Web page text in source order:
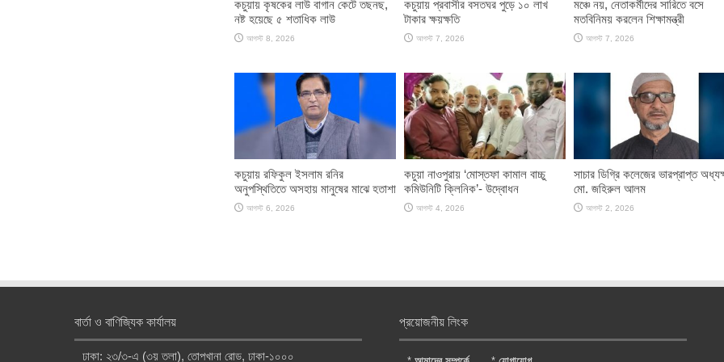
কচুয়ায় কৃষকের লাউ বাগান কেটে তছনছ,
নষ্ট হয়েছে ৫ শতাধিক লাউ
আগস্ট 8, 2026
কচুয়ায় প্রবাসীর বসতঘর পুড়ে ১০ লাখ
টাকার ক্ষয়ক্ষতি
আগস্ট 7, 2026
মঞ্চে নয়, নেতাকর্মীদের সারিতে বসে
মতবিনিময় করলেন শিক্ষামন্ত্রী
আগস্ট 7, 2026
কচুয়ায় রফিকুল ইসলাম রনির
অনুপস্থিতিতে অসহায় মানুষের মাঝে হতাশা
আগস্ট 6, 2026
কচুয়া নাওপুরায় ‘মোস্তফা কামাল বাচ্চু
কমিউনিটি ক্লিনিক’- উদ্বোধন
আগস্ট 4, 2026
সাচার ডিগ্রি কলেজের ভারপ্রাপ্ত
মো. জহিরুল আলম
আগস্ট 2, 2026
বার্তা ও বাণিজ্যিক কার্যালয়
ঢাকা: ২৩/৩-এ (৩য় তলা), তোপখানা রোড, ঢাকা-১০০০
প্রয়োজনীয় লিংক